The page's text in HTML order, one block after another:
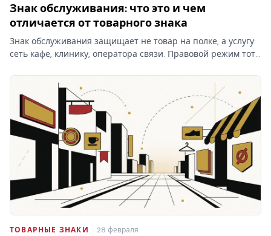
Знак обслуживания: что это и чем
отличается от товарного знака
Знак обслуживания защищает не товар на полке, а услугу:
сеть кафе, клинику, оператора связи. Правовой режим тот
охраны — другие, и это меняет заявку.
ТОВАРНЫЕ ЗНАКИ · 28 февраля